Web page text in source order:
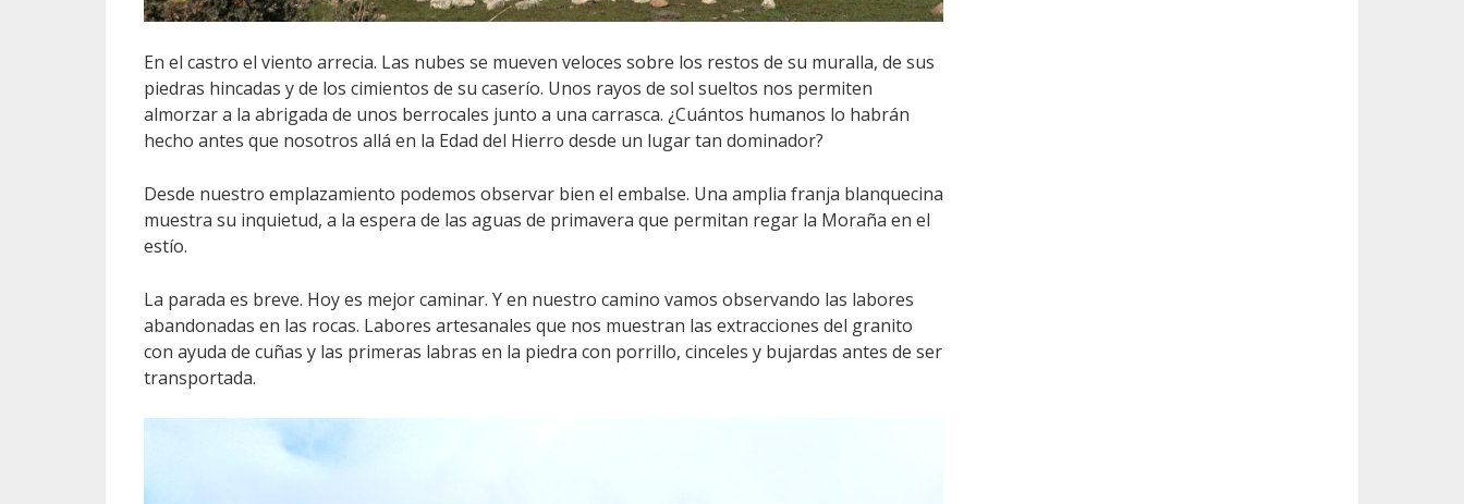
En el castro el viento arrecia. Las nubes se mueven veloces sobre los restos de su muralla, de sus
piedras hincadas y de los cimientos de su caserío. Unos rayos de sol sueltos nos permiten
almorzar a la abrigada de unos berrocales junto a una carrasca. ¿Cuántos humanos lo habrán
hecho antes que nosotros allá en la Edad del Hierro desde un lugar tan dominador?
Desde nuestro emplazamiento podemos observar bien el embalse. Una amplia franja blanquecina
muestra su inquietud, a la espera de las aguas de primavera que permitan regar la Moraña en el
estío.
La parada es breve. Hoy es mejor caminar. Y en nuestro camino vamos observando las labores
abandonadas en las rocas. Labores artesanales que nos muestran las extracciones del granito
con ayuda de cuñas y las primeras labras en la piedra con porrillo, cinceles y bujardas antes de ser
transportada.